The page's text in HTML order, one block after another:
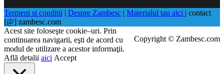
Termeni si conditii | Despre Zambesc | Materialul tau aici | contact
[@] zambesc.com
Copyright © Zambesc.com
Acest site foloseşte cookie–uri. Prin
continuarea navigarii, eşti de acord cu
modul de utilizare a acestor informaţii.
Află detalii aici Accept